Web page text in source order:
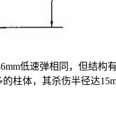
低速弹相同，但结
柱体，其杀伤半径达15m